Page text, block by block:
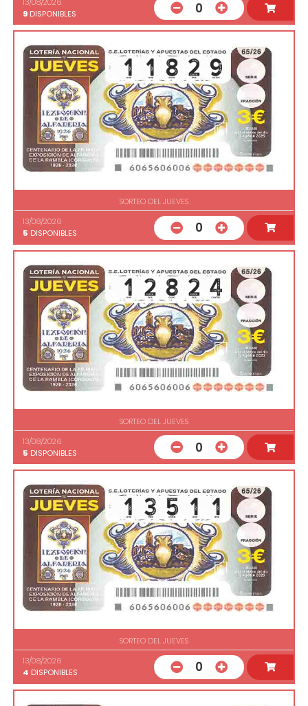
9 DISPONIBLES 0
SORTEO DEL JUEVES
13/08/2026
5 DISPONIBLES 0
SORTEO DEL JUEVES
13/08/2026
5 DISPONIBLES 0
SORTEO DEL JUEVES
13/08/2026
4 DISPONIBLES 0